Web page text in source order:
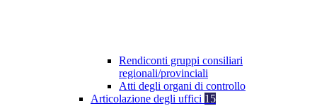
Rendiconti gruppi consiliari
regionali/provinciali
Atti degli organi di controllo
Articolazione degli uffici 15